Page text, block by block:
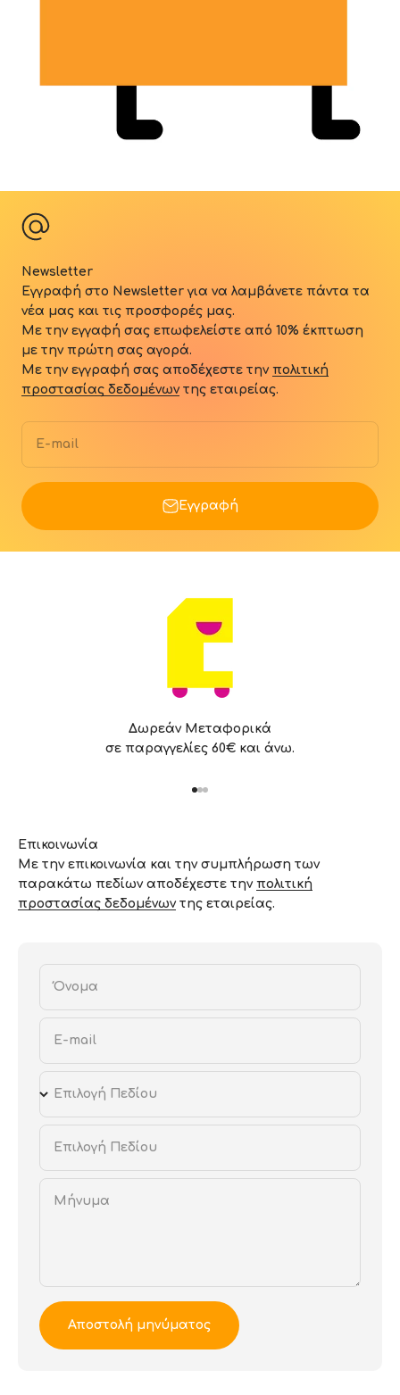
Newsletter
Εγγραφή στο Newsletter για να λαμβάνετε πάντα τα
νέα μας και τις προσφορές μας.
Με την εγγαφή σας επωφελείστε από 10% έκπτωση
με την πρώτη σας αγορά.
Με την εγγραφή σας αποδέχεστε την πολιτική
προστασίας δεδομένων της εταιρείας.
E-mail
Εγγραφή
Δωρεάν Μεταφορικά
σε παραγγελίες 60€ και άνω.
Επικοινωνία
Με την επικοινωνία και την συμπλήρωση των
παρακάτω πεδίων αποδέχεστε την πολιτική
προστασίας δεδομένων της εταιρείας.
Όνομα
E-mail
Επιλογή Πεδίου
Επιλογή Πεδίου
Μήνυμα
Αποστολή μηνύματος